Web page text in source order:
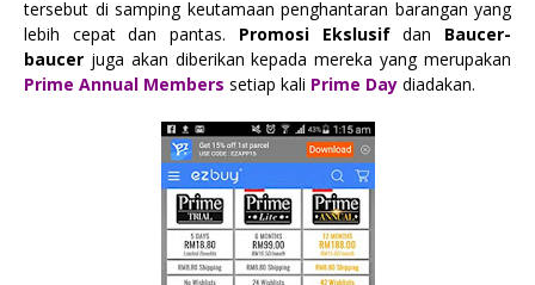
tersebut di samping keutamaan penghantaran barangan yang
lebih cepat dan pantas. Promosi Ekslusifdan Baucer-
baucer juga akan diberikan kepada mereka yang merupakan
Prime Annual Members setiap kali Prime Day diadakan.